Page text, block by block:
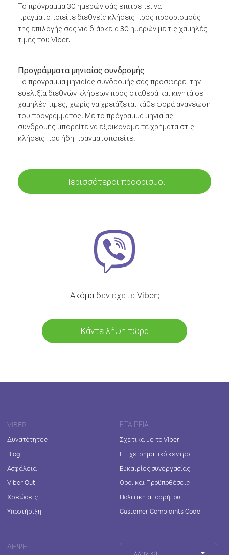
Το πρόγραμμα 30 ημερών σάς επιτρέπει να
πραγματοποιείτε διεθνείς κλήσεις προς προορισμούς
της επιλογής σας για διάρκεια 30 ημερών με τις χαμηλές
τιμές του Viber.
Προγράμματα μηνιαίας συνδρομής
Το πρόγραμμα μηνιαίας συνδρομής σάς προσφέρει την
ευελιξία διεθνών κλήσεων προς σταθερά και κινητά σε
χαμηλές τιμές, χωρίς να χρειάζεται κάθε φορά ανανέωση
του προγράμματος. Με το πρόγραμμα μηνιαίας
συνδρομής μπορείτε να εξοικονομείτε χρήματα στις
κλήσεις που ήδη πραγματοποιείτε.
Περισσότεροι προορισμοί
Ακόμα δεν έχετε Viber;
Κάντε λήψη τώρα
VIBER
Δυνατότητες
Blog
Ασφάλεια
Viber Out
Χρεώσεις
Υποστήριξη
ΕΤΑΙΡΕΊΑ
Σχετικά με το Viber
Επιχειρηματικό κέντρο
Ευκαιρίες συνεργασίας
Όροι και Προϋποθέσεις
Πολιτική απορρήτου
Customer Complaints Code
ΛΉΨΗ
Ελληνικά